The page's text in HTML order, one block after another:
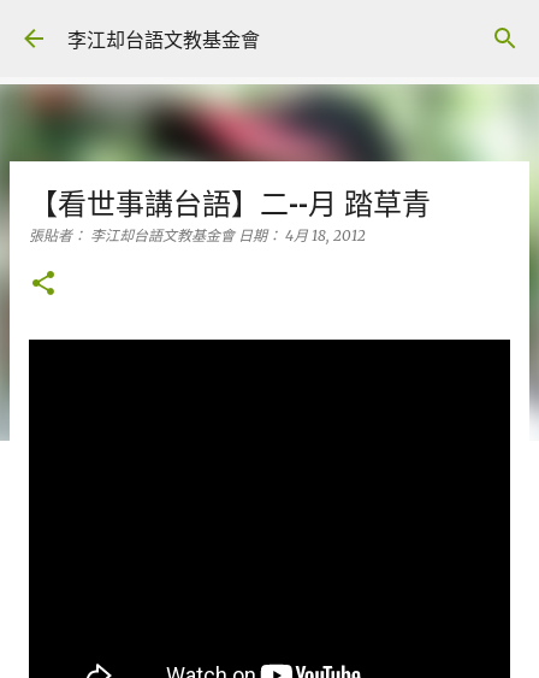
跳到主要內容
李江却台語文教基金會
【看世事講台語】二--月 踏草青
張貼者： 李江却台語文教基金會 日期： 4月 18, 2012